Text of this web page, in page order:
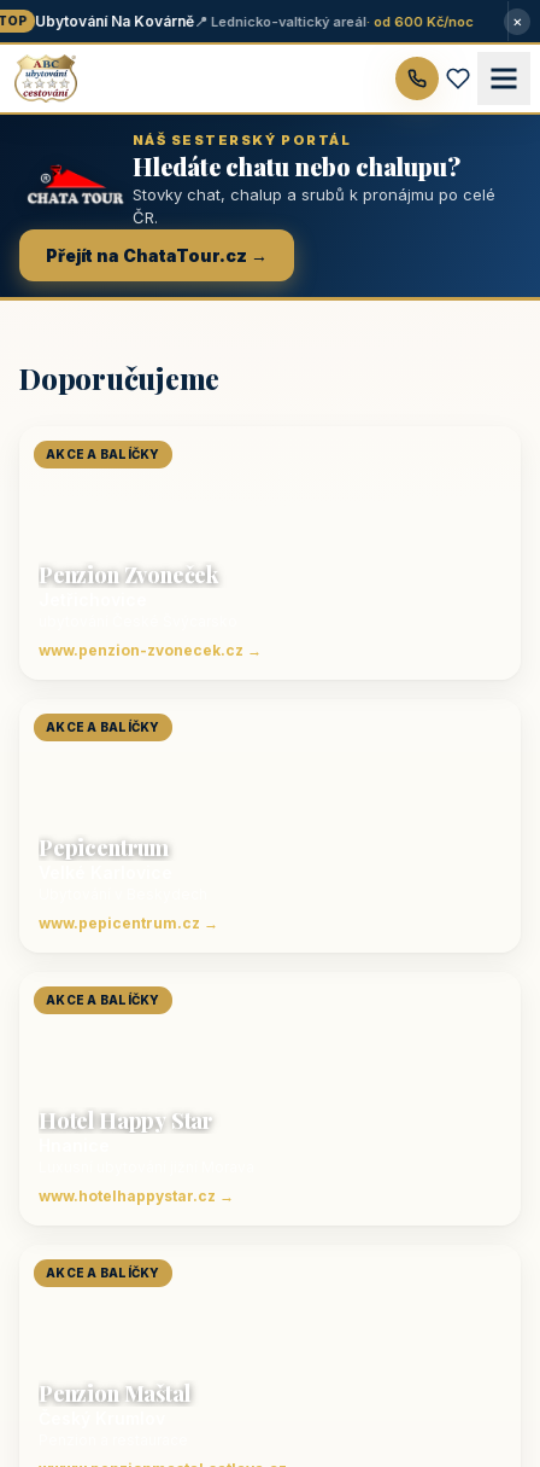
Ubytování Na Kovárně📍 Lednicko-valtický areál· od 600 Kč/noc ×
NÁŠ SESTERSKÝ PORTÁL
Hledáte chatu nebo chalupu?
Stovky chat, chalup a srubů k pronájmu po celé
ČR.
Přejít na ChataTour.cz →
Doporučujeme
AKCE A BALÍČKY
Penzion Zvoneček
www.penzion-zvonecek.cz →
AKCE A BALÍČKY
Pepicentrum
www.pepicentrum.cz →
AKCE A BALÍČKY
Hotel Happy Star
www.hotelhappystar.cz →
AKCE A BALÍČKY
Penzion Maštal